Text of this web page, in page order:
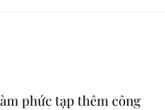
phức tạp thêm công